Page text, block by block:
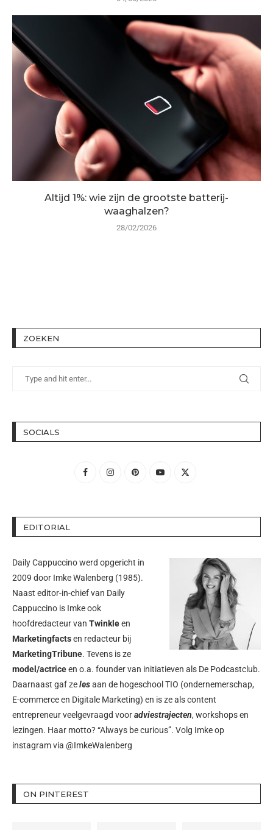
Altijd 1%: wie zijn de grootste batterij-
waaghalzen?
28/02/2026
ZOEKEN
SOCIALS
EDITORIAL
Daily Cappuccino werd opgericht in
2009 door Imke Walenberg (1985).
Naast editor-in-chief van Daily
Cappuccino is Imke ook
hoofdredacteur van Twinkleen
Marketingfactsen redacteur bij
MarketingTribune. Tevens is ze
model/actriceen o.a. founder van initiatieven als De Podcastclub.
Daarnaast gaf zelesaan de hogeschool TIO (ondernemerschap,
E-commerce en Digitale Marketing) en is ze als content
entrepreneur veelgevraagd vooradviestrajecten, workshops en
lezingen. Haar motto? “Always be curious”. Volg Imke op
instagram via @ImkeWalenberg
ON PINTEREST